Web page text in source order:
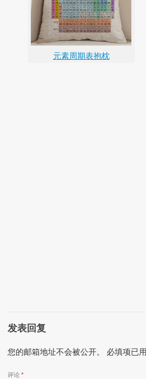
元素周期表抱枕
发表回复
您的邮箱地址不会被公开。 必填项已用
评论 *